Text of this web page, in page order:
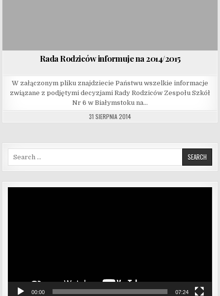
Rada Rodziców informuje na 2014/2015
W załączonym pliku znajdziecie Państwu wszelkie informacje
związane z podjętymi decyzjami Rady Rodziców Zespołu Szkół
Nr 6 w Białymstoku na…
31 SIERPNIA 2014
00:00 07:24